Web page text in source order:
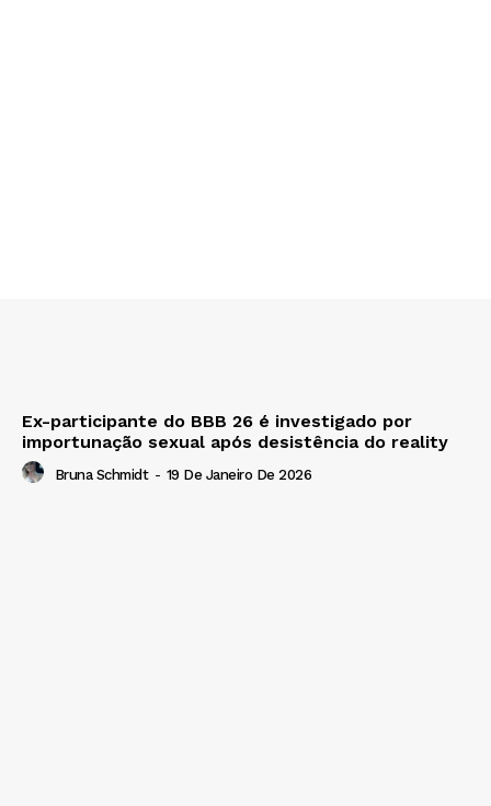
Ex-participante do BBB 26 é investigado por
importunação sexual após desistência do reality
Bruna Schmidt - 19 De Janeiro De 2026